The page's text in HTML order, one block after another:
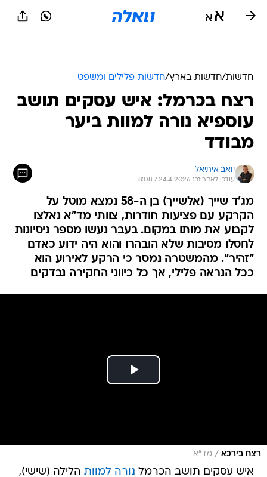
חדשות/חדשות בארץ/חדשות פלילים ומשפט
רצח בכרמל: איש עסקים תושב
עוספיא נורה למוות ביער
מבודד
יואב איתיאל
עודכן לאחרונה: 24.4.2026 / 8:08
מג'ד שייך (אלשייך) בן ה-58 נמצא מוטל על
הקרקע עם פציעות חודרות, צוותי מד"א נאלצו
לקבוע את מותו במקום. בעבר נעשו מספר ניסיונות
לחסלו מסיבות שלא הובהרו והוא היה ידוע כאדם
"זהיר". מהמשטרה נמסר כי הרקע לאירוע הוא
ככל הנראה פלילי, אך כל כיווני החקירה נבדקים
רצח בירכא / מד"א
איש עסקים תושב הכרמל נורה למוות הלילה (שישי),